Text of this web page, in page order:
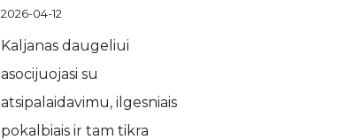
2026-04-12
Kaljanas daugeliui
asocijuojasi su
atsipalaidavimu, ilgesniais
pokalbiais ir tam tikra